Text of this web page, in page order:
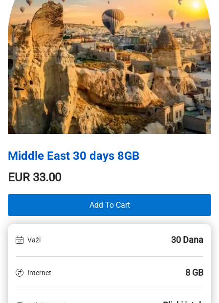
Middle East 30 days 8GB
EUR33.00
Add To Cart
Važi 30 Dana
Internet 8 GB